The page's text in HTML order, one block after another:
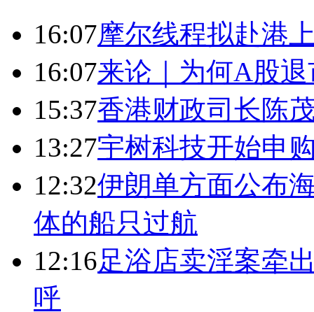
16:07摩尔线程拟赴港
16:07来论｜为何A股
15:37香港财政司长陈
13:27宇树科技开始申
12:32伊朗单方面公布
体的船只过航
12:16足浴店卖淫案牵
呼